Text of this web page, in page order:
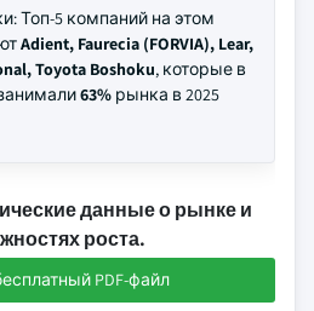
Топ-5 компаний на этом
Adient, Faurecia (FORVIA), Lear,
Toyota Boshoku, которые в
63% рынка в 2025
данные о рынке и
роста.
PDF-файл